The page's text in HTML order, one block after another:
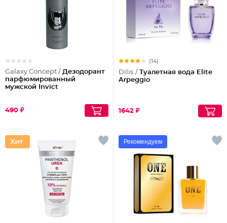
Galaxy Concept / Дезодорант
парфюмированный
мужской Invict
490 ₽
(14)
Dilis / Туалетная вода Elite
Arpeggio
1642 ₽
Рекомендуем